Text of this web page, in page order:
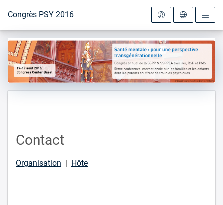
Vers la page d'accueil
Congrès PSY 2016
Contact
Organisation | Hôte